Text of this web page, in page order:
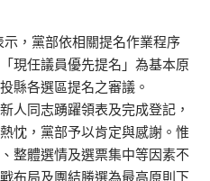
，黨部依相關提名作業程序
現任議員優先提名」為基本原
縣各選區提名之審議。
人同志踴躍領表及完成登記，
忱，黨部予以肯定與感謝。惟
整體選情及選票集中等因素不
布局及團結勝選為最高原則下